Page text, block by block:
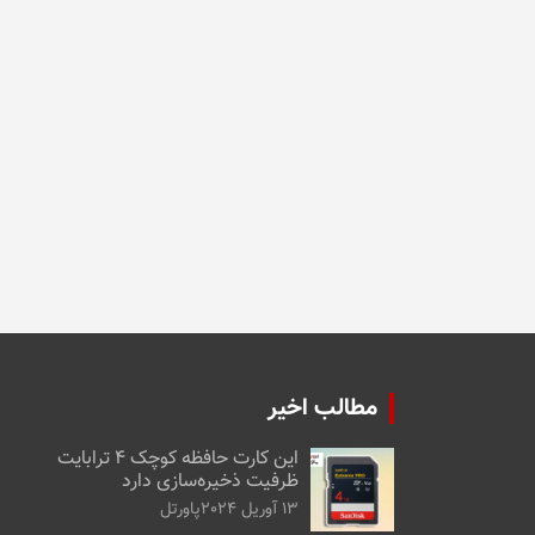
مطالب اخیر
این کارت حافظه کوچک ۴ ترابایت
ظرفیت ذخیره‌سازی دارد
13 آوریل 2024 پاورتل